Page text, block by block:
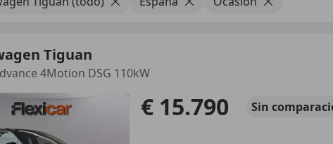
Tiguan
4Motion DSG 110kW
€ 15.790 Sin